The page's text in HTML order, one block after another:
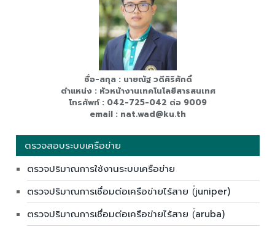
ชื่อ-สกุล : นายณัฐ วดีศิริศักดิ์
ตำแหน่ง : หัวหน้างานเทคโนโลยีสารสนเทศ
โทรศัพท์ : 042-725-042 ต่อ 9009
email : nat.wad@ku.th
ตรวจสอบระบบเครือข่าย
ตรวจปริมาณการใช้งานระบบเครือข่าย
ตรวจปริมาณการเชื่อมต่อเครือข่ายไร้สาย (่juniper)
ตรวจปริมาณการเชื่อมต่อเครือข่ายไร้สาย (่aruba)